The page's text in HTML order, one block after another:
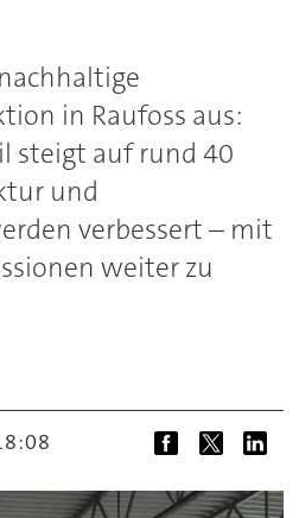
in Raufoss aus:
steigt auf rund 40
und
verbessert – mit
weiter zu